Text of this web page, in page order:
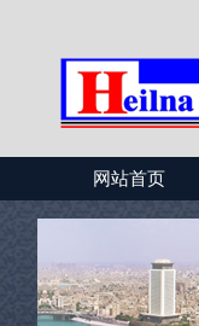
网站首页